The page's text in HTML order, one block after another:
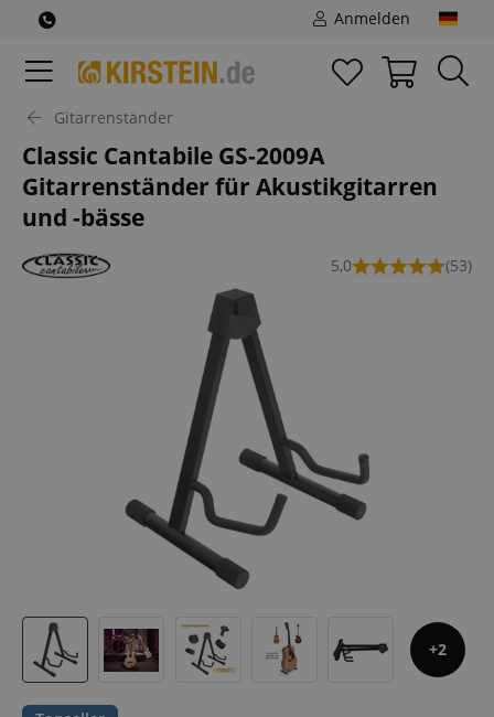
Anmelden
Gitarrenständer
Classic Cantabile GS-2009A
Gitarrenständer für Akustikgitarren
und -bässe
5,0 (53)
2